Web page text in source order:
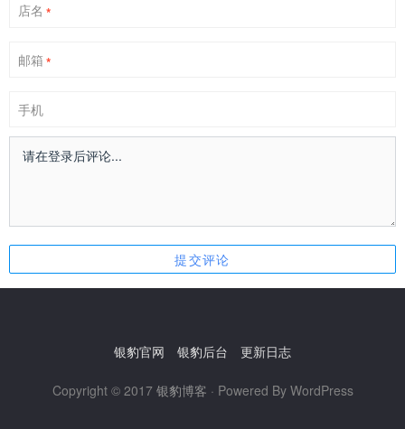
店名 *
邮箱 *
手机
银豹官网 银豹后台 更新日志
Copyright © 2017 银豹博客 · Powered By WordPress